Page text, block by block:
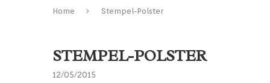
Home Stempel-Polster
STEMPEL-POLSTER
12/05/2015